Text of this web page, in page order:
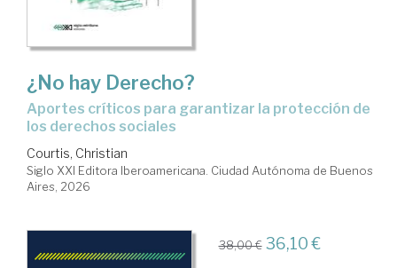
¿No hay Derecho?
Aportes críticos para garantizar la protección de
los derechos sociales
Courtis, Christian
Siglo XXI Editora Iberoamericana. Ciudad Autónoma de Buenos
Aires, 2026
38,00 € 36,10 €